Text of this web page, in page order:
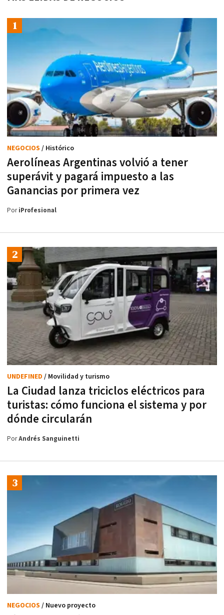
Aerolíneas Argentinas volvió a tener
superávit y pagará impuesto a las
Ganancias por primera vez
NEGOCIOS / Histórico
PoriProfesional
La Ciudad lanza triciclos eléctricos para
turistas: cómo funciona el sistema y por
dónde circularán
UNDEFINED / Movilidad y turismo
PorAndrés Sanguinetti
NEGOCIOS / Nuevo proyecto